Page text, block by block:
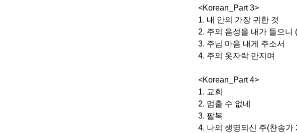
<Korean_Part 3>
1. 내 안의 가장 귀한 것
2. 주의 음성을 내가 들으니
3. 주님 마음 내게 주소서
4. 주의 옷자락 만지며
1. 교회
2. 멈출 수 없네
3. 팔복
4. 나의 생명되신 주(찬송가